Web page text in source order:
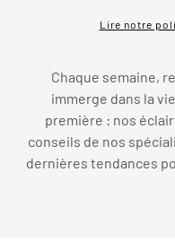
Lire notre
Chaque semaine,
immerge dans la
première : nos
conseils de nos
dernières tendances